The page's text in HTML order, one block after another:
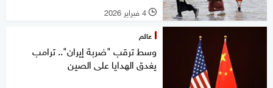
l 4 فبراير 2026
عالم
وسط ترقب "ضربة إيران".. ترامب
يغدق الهدايا على الصين